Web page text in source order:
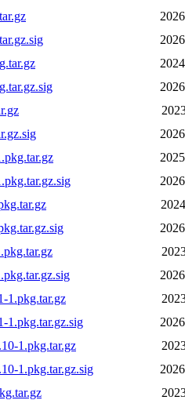
1.pkg.tar.gz
1.pkg.tar.gz.sig
1.pkg.tar.gz
1.pkg.tar.gz.sig